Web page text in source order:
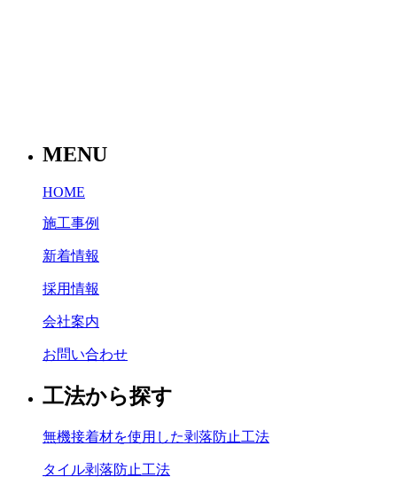
MENU
HOME
施工事例
新着情報
採用情報
会社案内
お問い合わせ
工法から探す
無機接着材を使用した剥落防止工法
タイル剥落防止工法